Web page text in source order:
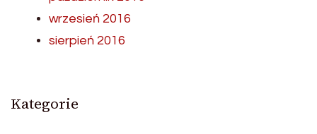
wrzesień 2016
sierpień 2016
Kategorie